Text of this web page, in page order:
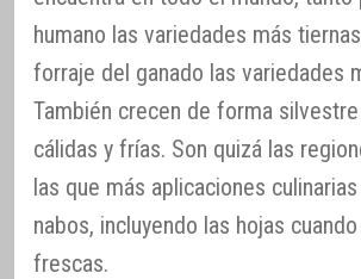
humano las variedades más
forraje del ganado las variedades
También crecen de forma
cálidas y frías. Son quizá las
las que más aplicaciones
nabos, incluyendo las hojas
frescas.